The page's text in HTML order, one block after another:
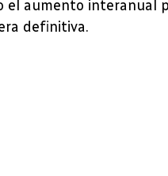
aumento interanual
definitiva.